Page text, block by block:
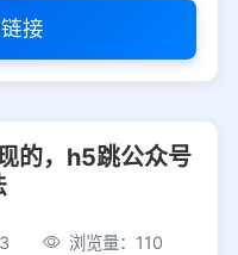
接
的，h5跳公众号
浏览量：110